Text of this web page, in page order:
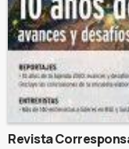
Revista